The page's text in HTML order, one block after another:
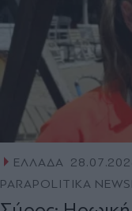
ΕΛΛΑΔΑ
PARAPOLITIKA